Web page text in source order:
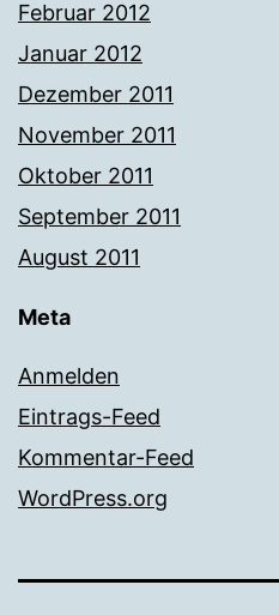
Februar 2012
Januar 2012
Dezember 2011
November 2011
Oktober 2011
September 2011
August 2011
Meta
Anmelden
Eintrags-Feed
Kommentar-Feed
WordPress.org